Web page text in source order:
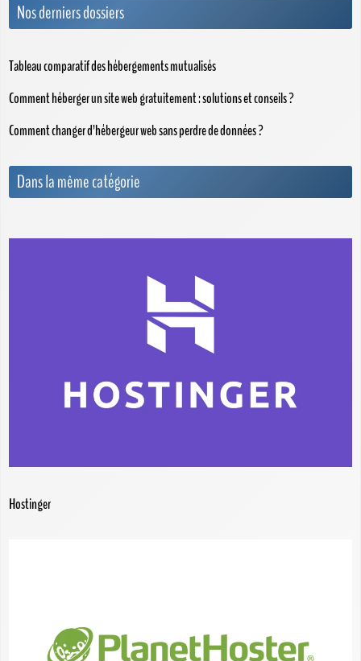
Nos derniers dossiers
Tableau comparatif des hébergements mutualisés
Comment héberger un site web gratuitement : solutions et conseils ?
Comment changer d’hébergeur web sans perdre de données ?
Dans la même catégorie
Hostinger